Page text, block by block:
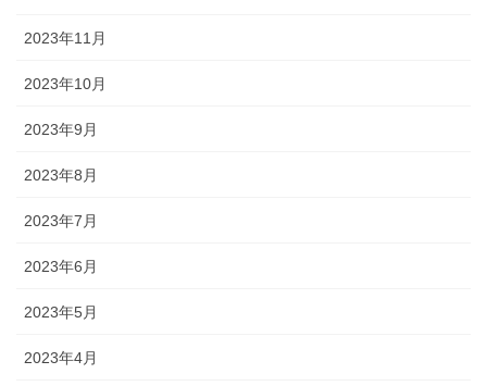
2023年11月
2023年10月
2023年9月
2023年8月
2023年7月
2023年6月
2023年5月
2023年4月